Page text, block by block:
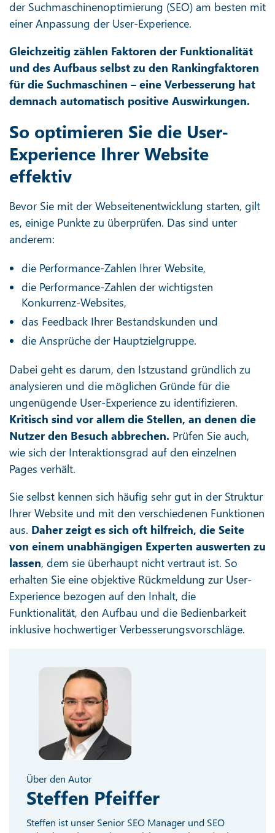
der Suchmaschinenoptimierung (SEO) am besten mit
einer Anpassung der User-Experience.
Gleichzeitig zählen Faktoren der Funktionalität
und des Aufbaus selbst zu den Rankingfaktoren
für die Suchmaschinen – eine Verbesserung hat
demnach automatisch positive Auswirkungen.
So optimieren Sie die User-
Experience Ihrer Website
effektiv
Bevor Sie mit der Webseitenentwicklung starten, gilt
es, einige Punkte zu überprüfen. Das sind unter
anderem:
die Performance-Zahlen Ihrer Website,
die Performance-Zahlen der wichtigsten
Konkurrenz-Websites,
das Feedback Ihrer Bestandskunden und
die Ansprüche der Hauptzielgruppe.
Dabei geht es darum, den Istzustand gründlich zu
analysieren und die möglichen Gründe für die
ungenügende User-Experience zu identifizieren.
Kritisch sind vor allem die Stellen, an denen die
Nutzer den Besuch abbrechen. Prüfen Sie auch,
wie sich der Interaktionsgrad auf den einzelnen
Pages verhält.
Sie selbst kennen sich häufig sehr gut in der Struktur
Ihrer Website und mit den verschiedenen Funktionen
aus. Daher zeigt es sich oft hilfreich, die Seite
von einem unabhängigen Experten auswerten zu
lassen, dem sie überhaupt nicht vertraut ist. So
erhalten Sie eine objektive Rückmeldung zur User-
Experience bezogen auf den Inhalt, die
Funktionalität, den Aufbau und die Bedienbarkeit
inklusive hochwertiger Verbesserungsvorschläge.
Über den Autor
Steffen Pfeiffer
Steffen ist unser Senior SEO Manager und SEO